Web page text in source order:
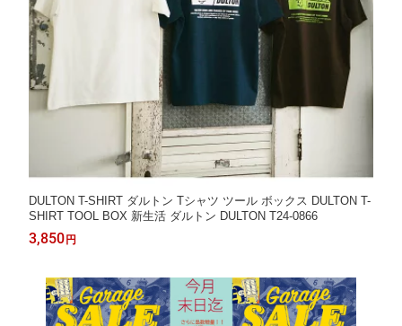
DULTON T-SHIRT ダルトン Tシャツ ツール ボックス DULTON T-
SHIRT TOOL BOX 新生活 ダルトン DULTON T24-0866
3,850 円